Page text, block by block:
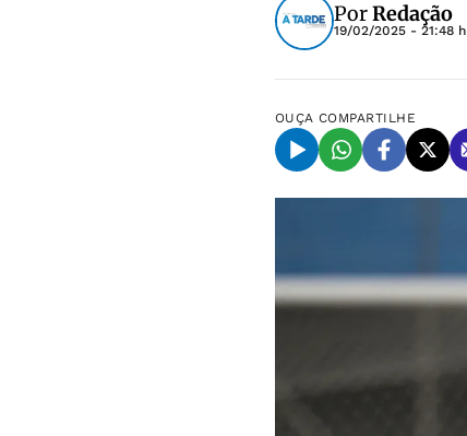
PorRedação
19/02/2025 - 21:48 h
OUÇA COMPARTILHE